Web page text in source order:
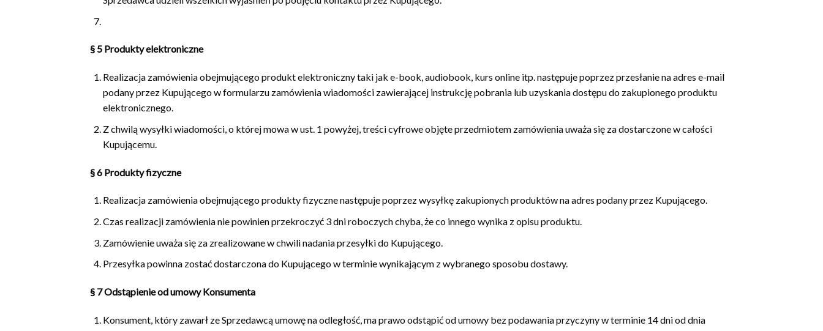
§ 5 Produkty elektroniczne
Realizacja zamówienia obejmującego produkt elektroniczny taki jak e-book, audiobook, kurs online itp. następuje poprzez przesłanie na adres e-mail
podany przez Kupującego w formularzu zamówienia wiadomości zawierającej instrukcję pobrania lub uzyskania dostępu do zakupionego produktu
elektronicznego.
Z chwilą wysyłki wiadomości, o której mowa w ust. 1 powyżej, treści cyfrowe objęte przedmiotem zamówienia uważa się za dostarczone w całości
Kupującemu.
§ 6 Produkty fizyczne
Realizacja zamówienia obejmującego produkty fizyczne następuje poprzez wysyłkę zakupionych produktów na adres podany przez Kupującego.
Czas realizacji zamówienia nie powinien przekroczyć 3 dni roboczych chyba, że co innego wynika z opisu produktu.
Zamówienie uważa się za zrealizowane w chwili nadania przesyłki do Kupującego.
Przesyłka powinna zostać dostarczona do Kupującego w terminie wynikającym z wybranego sposobu dostawy.
§ 7Odstąpienie od umowy Konsumenta
Konsument, który zawarł ze Sprzedawcą umowę na odległość, ma prawo odstąpić od umowy bez podawania przyczyny w terminie 14 dni od dnia